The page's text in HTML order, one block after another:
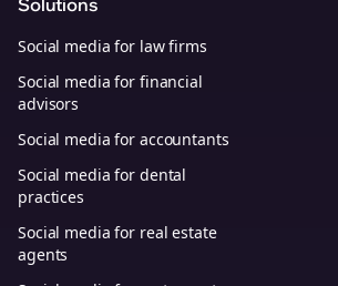
Solutions
Social media for law firms
Social media for financial
advisors
Social media for accountants
Social media for dental
practices
Social media for real estate
agents